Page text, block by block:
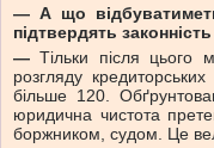
— А що
підтвердять
—Тільки після цього
розгляду
більше 120.
юридична чистота
боржником, судом. Це